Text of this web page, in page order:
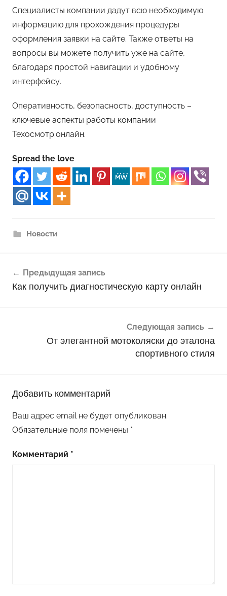
Специалисты компании дадут всю необходимую
информацию для прохождения процедуры
оформления заявки на сайте. Также ответы на
вопросы вы можете получить уже на сайте,
благодаря простой навигации и удобному
интерфейсу.
Оперативность, безопасность, доступность –
ключевые аспекты работы компании
Техосмотр.онлайн.
Spread the love
Новости
по
Предыдущая запись
Как получить диагностическую карту онлайн
Следующая запись
От элегантной мотоколяски до эталона
спортивного стиля
Добавить комментарий
Ваш адрес email не будет опубликован.
Обязательные поля помечены *
Комментарий *